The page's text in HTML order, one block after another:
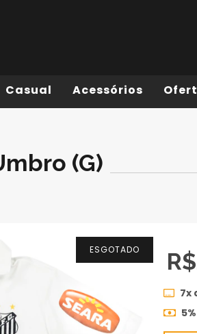
Casual Acessórios
(G)
ESGOTADO
7x